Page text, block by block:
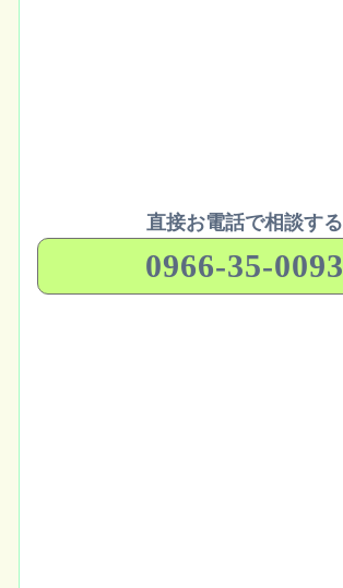
直接お電話で相談する
0966-35-0093